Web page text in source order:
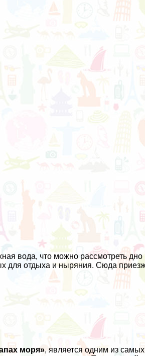
вода, что можно рассмотреть
для отдыха и ныряния. Сюда
моря», является одним из